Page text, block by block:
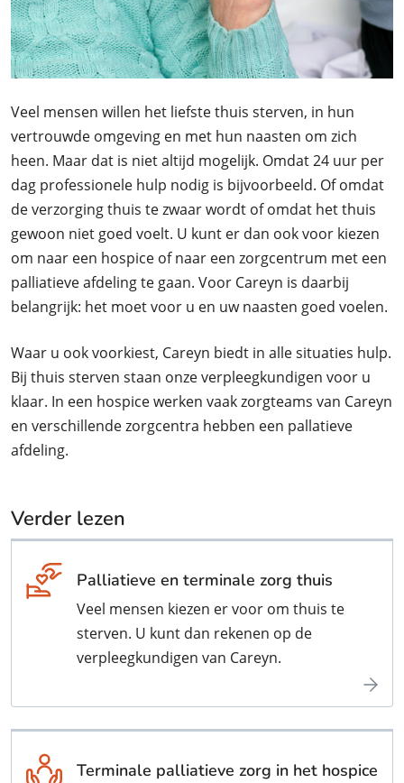
Veel mensen willen het liefste thuis sterven, in hun
vertrouwde omgeving en met hun naasten om zich
heen. Maar dat is niet altijd mogelijk. Omdat 24 uur per
dag professionele hulp nodig is bijvoorbeeld. Of omdat
de verzorging thuis te zwaar wordt of omdat het thuis
gewoon niet goed voelt. U kunt er dan ook voor kiezen
om naar een hospice of naar een zorgcentrum met een
palliatieve afdeling te gaan. Voor Careyn is daarbij
belangrijk: het moet voor u en uw naasten goed voelen.
Waar u ook voorkiest, Careyn biedt in alle situaties hulp.
Bij thuis sterven staan onze verpleegkundigen voor u
klaar. In een hospice werken vaak zorgteams van Careyn
en verschillende zorgcentra hebben een pallatieve
afdeling.
Verder lezen
Palliatieve en terminale zorg thuis
Veel mensen kiezen er voor om thuis te
sterven. U kunt dan rekenen op de
verpleegkundigen van Careyn.
Terminale palliatieve zorg in het hospice